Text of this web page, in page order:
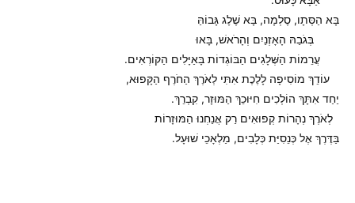
בָּא הַסְּתָו, סֶלְמָה, בָּא שֶׁלֶג גָּבוֹהַּ
בְּגֹבַהּ הָאָזְנַיִם וְהָרֹאשׁ, בָּאוּ
עֲרֵמוֹת הַשְּׁלָגִים הַבּוֹגְדוֹת בָּאַיָּלִים הַקּוֹרְאִים.
עוֹדֵךְ מוֹסִיפָה לָלֶכֶת אִתִּי לְאֹרֶךְ הַחֹרֶף הַקָּפוּא,
יַחַד אִתָּךְ הוֹלְכִים חִיּוּכֵךְ הַמּוּזָר, קִבְרֵךְ.
לְאֹרֶךְ נְהָרוֹת קְפוּאִים רַק אֲנַחְנוּ הַמּוּזָרוֹת
בַּדֶּרֶךְ אֶל כְּנֵסִיַּת כְּלָבִים, מַלְאָכֵי שׁוּעָל.